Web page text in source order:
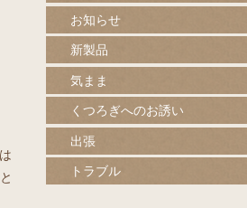
お知らせ
新製品
気まま
くつろぎへのお誘い
出張
トラブル